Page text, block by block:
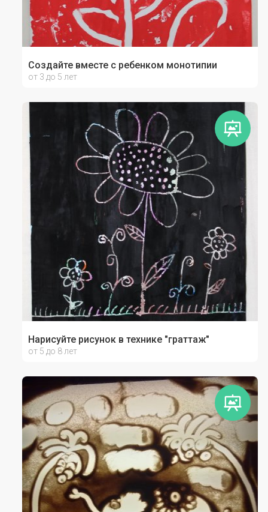
Создайте вместе с ребенком монотипии
от 3 до 5 лет
Нарисуйте рисунок в технике "граттаж"
от 5 до 8 лет